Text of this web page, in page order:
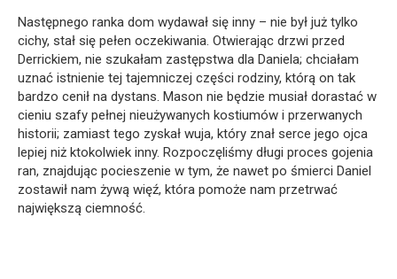
Następnego ranka dom wydawał się inny – nie był już tylko
cichy, stał się pełen oczekiwania. Otwierając drzwi przed
Derrickiem, nie szukałam zastępstwa dla Daniela; chciałam
uznać istnienie tej tajemniczej części rodziny, którą on tak
bardzo cenił na dystans. Mason nie będzie musiał dorastać w
cieniu szafy pełnej nieużywanych kostiumów i przerwanych
historii; zamiast tego zyskał wuja, który znał serce jego ojca
lepiej niż ktokolwiek inny. Rozpoczęliśmy długi proces gojenia
ran, znajdując pocieszenie w tym, że nawet po śmierci Daniel
zostawił nam żywą więź, która pomoże nam przetrwać
największą ciemność.